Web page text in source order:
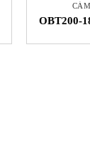
OBT200-